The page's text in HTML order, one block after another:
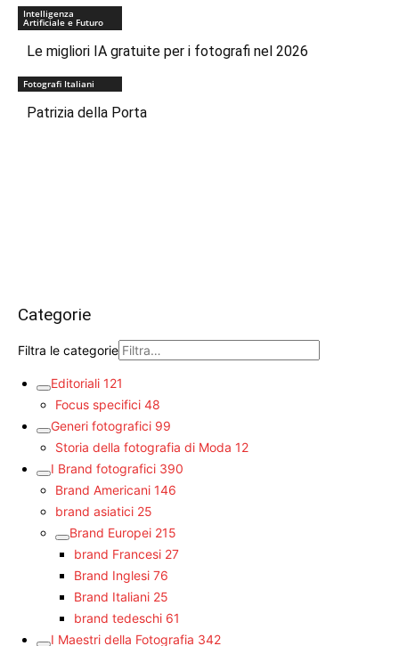
Intelligenza
Artificiale e Futuro
Le migliori IA gratuite per i fotografi nel 2026
Fotografi Italiani
Patrizia della Porta
Categorie
Filtra le categorie
Editoriali 121
Focus specifici 48
Generi fotografici 99
Storia della fotografia di Moda 12
I Brand fotografici 390
Brand Americani 146
brand asiatici 25
Brand Europei 215
brand Francesi 27
Brand Inglesi 76
Brand Italiani 25
brand tedeschi 61
I Maestri della Fotografia 342